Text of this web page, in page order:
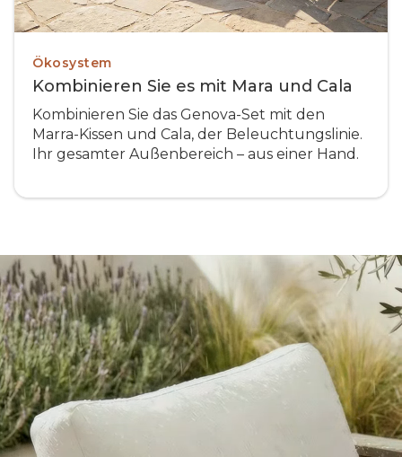
Ökosystem
Kombinieren Sie es mit Mara und Cala
Kombinieren Sie das Genova-Set mit den
Marra-Kissen und Cala, der Beleuchtungslinie.
Ihr gesamter Außenbereich – aus einer Hand.